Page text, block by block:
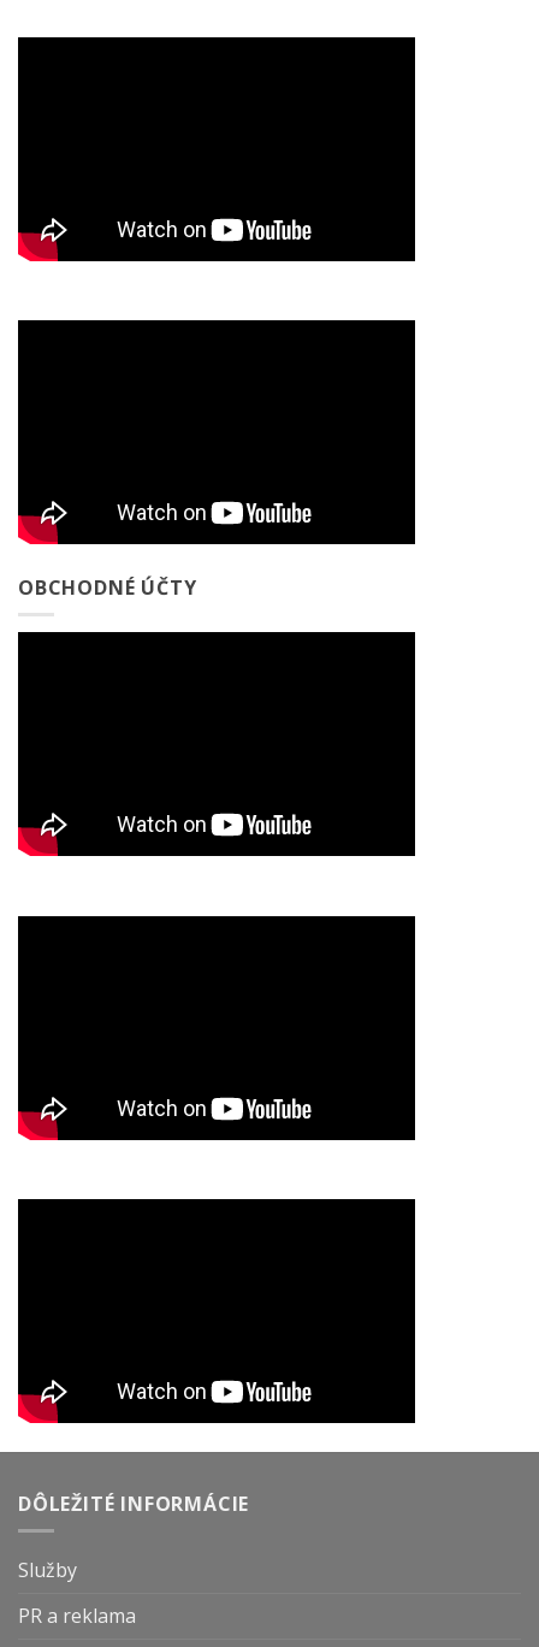
OBCHODNÉ ÚČTY
DÔLEŽITÉ INFORMÁCIE
Služby
PR a reklama